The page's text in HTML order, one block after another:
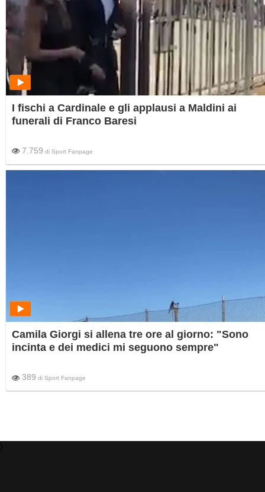
I fischi a Cardinale e gli applausi a Maldini ai
funerali di Franco Baresi
7.759 di Sport Fanpage
Camila Giorgi si allena tre ore al giorno: "Sono
incinta e dei medici mi seguono sempre"
389 di Sport Fanpage